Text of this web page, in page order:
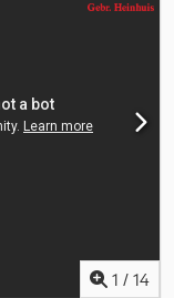
, Volvo FM
50 mm
Bordmatic
315/80 R22.5
1 / 14